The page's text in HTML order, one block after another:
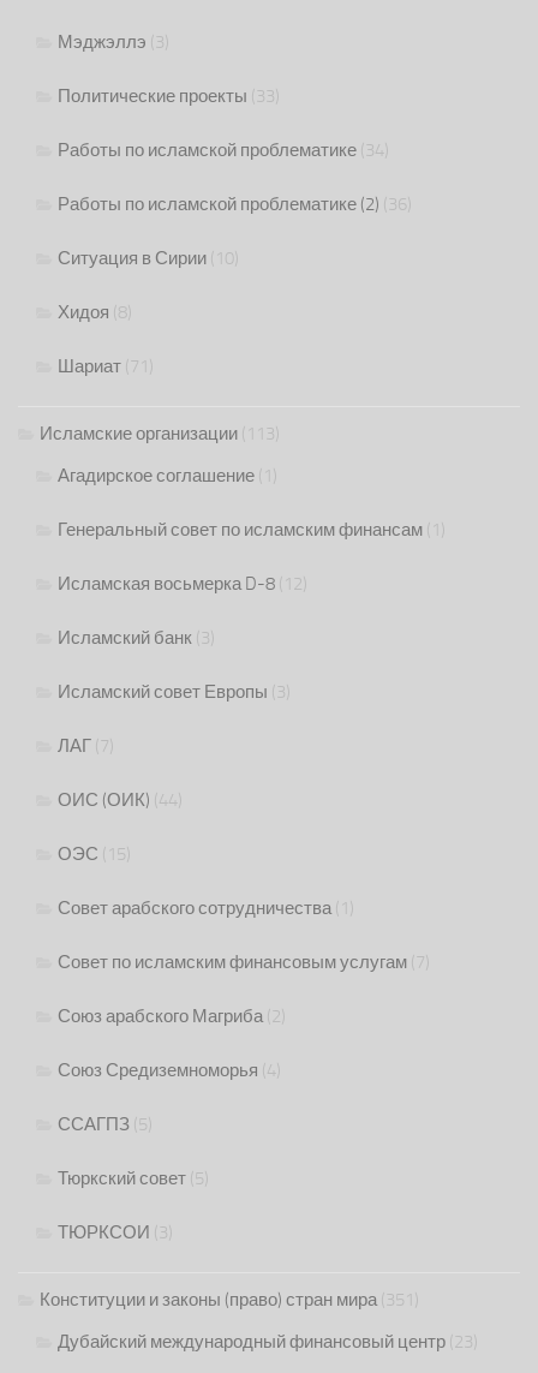
Мэджэллэ (3)
Политические проекты (33)
Работы по исламской проблематике (34)
Работы по исламской проблематике (2) (36)
Ситуация в Сирии (10)
Хидоя (8)
Шариат (71)
Исламские организации (113)
Агадирское соглашение (1)
Генеральный совет по исламским финансам (1)
Исламская восьмерка D-8 (12)
Исламский банк (3)
Исламский совет Европы (3)
ЛАГ (7)
ОИС (ОИК) (44)
ОЭС (15)
Совет арабского сотрудничества(1)
Совет по исламским финансовым услугам (7)
Союз арабского Магриба(2)
Союз Средиземноморья (4)
ССАГПЗ (5)
Тюркский совет (5)
ТЮРКСОИ (3)
Конституции и законы (право) стран мира(351)
Дубайский международный финансовый центр (23)